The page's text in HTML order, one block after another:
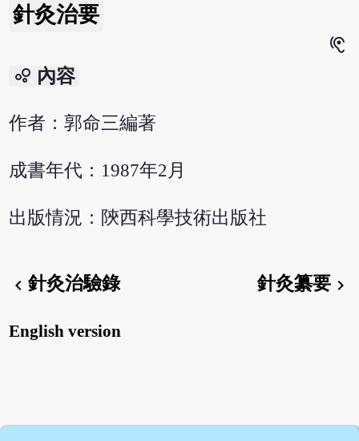
針灸治要
hearing
bubble_chart 內容
作者：郭命三編著
成書年代：1987年2月
出版情況：陝西科學技術出版社
chevron_left針灸治驗錄 針灸纂要chevron_right
English version